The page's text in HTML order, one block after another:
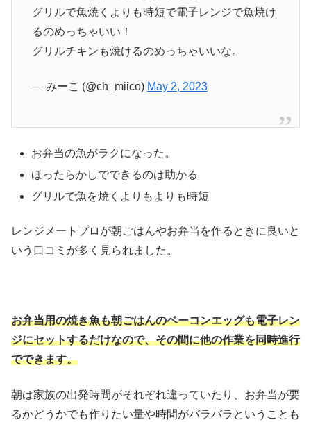
グリルで魚焼くよりも時短で電子レンジで魚焼け
るのめっちゃいい！
グリルチキンも焼けるのめっちゃいいな。
— みーこ (@ch_miico) May 2, 2023
お弁当の魚がラクになった。
ほったらかしでできるのは助かる
グリルで魚を焼くよりもよりも時短
レンジメートプロが朝ごはんやお弁当を作るときに良いと
いう口コミが多く見られました。
お弁当用の焼き魚も朝ごはんのベーコンエッグも電子レン
ジにセットするだけなので、その間に他の作業を同時進行
でできます。
朝は家族の出発時間がそれぞれ違っていたり、お弁当が要
るかどうかでも作りたい量や時間がバラバラということも